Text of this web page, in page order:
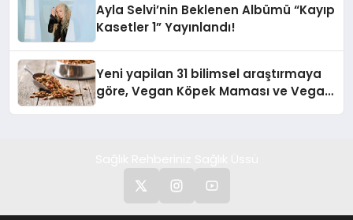
Ayla Selvi’nin Beklenen Albümü “Kayıp
Kasetler 1” Yayınlandı!
Yeni yapilan 31 bilimsel araştırmaya
göre, Vegan Köpek Maması ve Vegan